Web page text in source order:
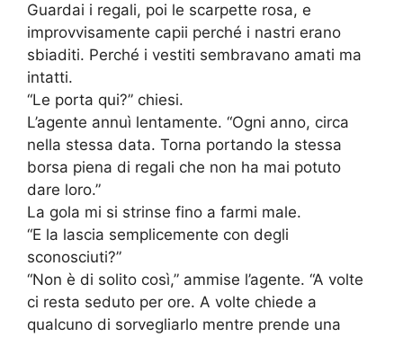
Guardai i regali, poi le scarpette rosa, e
improvvisamente capii perché i nastri erano
sbiaditi. Perché i vestiti sembravano amati ma
intatti.
“Le porta qui?” chiesi.
L’agente annuì lentamente. “Ogni anno, circa
nella stessa data. Torna portando la stessa
borsa piena di regali che non ha mai potuto
dare loro.”
La gola mi si strinse fino a farmi male.
“E la lascia semplicemente con degli
sconosciuti?”
“Non è di solito così,” ammise l’agente. “A volte
ci resta seduto per ore. A volte chiede a
qualcuno di sorvegliarlo mentre prende una